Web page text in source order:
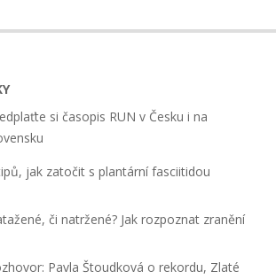
si časopis RUN v Česku i na
jak zatočit s plantární fasciitidou
či natržené? Jak rozpoznat zranění
Pavla Štoudková o rekordu, Zlaté